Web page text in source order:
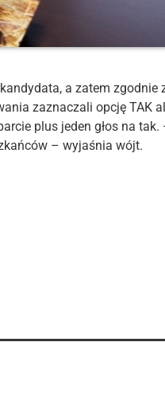
a zatem zgodnie
zaznaczali opcję TAK
plus jeden głos na tak.
– wyjaśnia wójt.